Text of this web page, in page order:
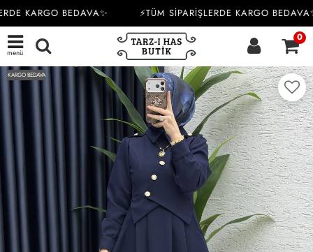
KARGO BEDAVA✨ ⚡TÜM SİPARİŞLERDE KARGO BEDAVA✨
menü
0
KARGO BEDAVA